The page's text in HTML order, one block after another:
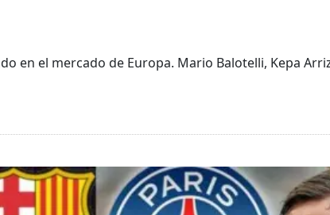
en el mercado de Europa. Mario Balotelli, Kepa